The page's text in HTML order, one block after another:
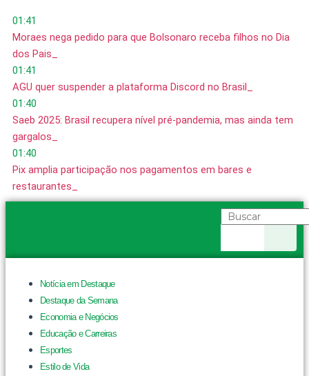
para
conteúdo
01:41
Moraes nega pedido para que Bolsonaro receba filhos no Dia
dos Pais
01:41
AGU quer suspender a plataforma Discord no Brasil
01:40
Saeb 2025: Brasil recupera nível pré-pandemia, mas ainda tem
gargalos
01:40
Pix amplia participação nos pagamentos em bares e
restaurantes
Pesquisar
Notícia em Destaque
Destaque da Semana
Economia e Negócios
Educação e Carreiras
Esportes
Estilo de Vida